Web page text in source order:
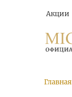
Акции
Главная